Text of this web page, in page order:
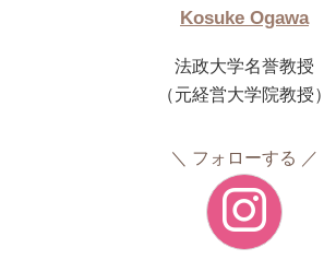
Kosuke Ogawa
法政大学名誉教授
（元経営大学院教授）
フォローする